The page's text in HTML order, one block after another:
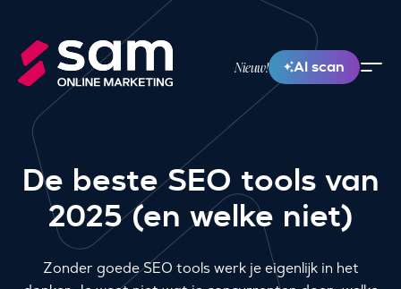
Nieuw! AI scan
De beste SEO tools van
2025 (en welke niet)
Zonder goede SEO tools werk je eigenlijk in het